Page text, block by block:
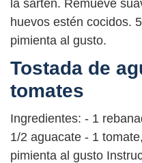
la sartén. Remueve
huevos estén cocidos.
pimienta al gusto.
Tostada de
tomates
Ingredientes: - 1
1/2 aguacate - 1
pimienta al gusto